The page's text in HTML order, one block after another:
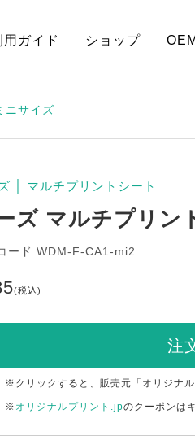
用ガイド ショップ OEM
ニサイズ
マルチプリントシート
ズ マルチプリン
ード:WDM-F-CA1-mi2
(税込)
注
※クリックすると、販売元「オリジナ
※ オリジナルプリント.jpのクーポンは